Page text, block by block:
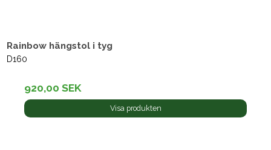
Rainbow hängstol i tyg
D160
920,00 SEK
Visa produkten